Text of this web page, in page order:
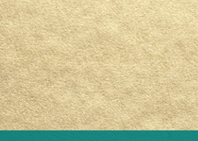
Autora
Processo
Vídeos